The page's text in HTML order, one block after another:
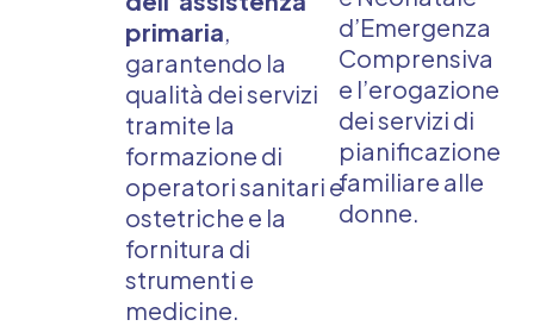
primaria,
garantendo la
qualità dei servizi
tramite la
formazione di
operatori sanitari e
ostetriche e la
fornitura di
strumenti e
medicine.
d’Emergenza
Comprensiva
e l’erogazione
dei servizi di
pianificazione
familiare alle
donne.